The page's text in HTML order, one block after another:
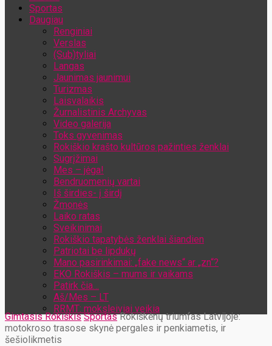
Sportas
Daugiau
Renginiai
Verslas
(Sub)tyliai
Langas
Jaunimas jaunimui
Turizmas
Laisvalaikis
Žurnalistinis Archyvas
Video galerija
Toks gyvenimas
Rokiškio krašto kultūros pažinties ženklai
Sugrįžimai
Mes – jėga!
Bendruomenių vartai
Iš širdies- į širdį
Žmonės
Laiko ratas
Sveikinimai
Rokiškio tapatybės ženklai šiandien
Patriotai be lipdukų
Mano pasirinkimai: „fake news“ ar „zn“?
EKO Rokiškis – mums ir vaikams
Patirk čia…
Aš/Mes – LT
RRMT: moksleiviai veikia
Gimtasis Rokiškis Sportas Rokiškėnų triumfas Latvijoje:
motokroso trasose skynė pergales ir penkiametis, ir
šešiolikmetis